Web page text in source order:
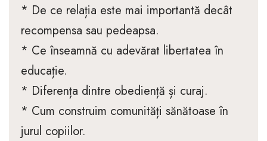
* De ce relația este mai importantă decât
recompensa sau pedeapsa.
* Ce înseamnă cu adevărat libertatea în
educație.
* Diferența dintre obediență și curaj.
* Cum construim comunități sănătoase în
jurul copiilor.